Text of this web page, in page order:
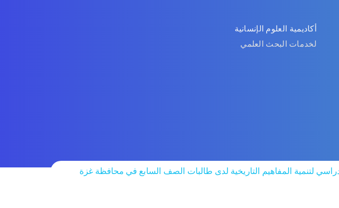
أكاديمية العلوم الإنسانية
لخدمات البحث العلمي
لتنمية المفاهيم التاريخية لدى طالبات الصف السابع في محافظة غزة